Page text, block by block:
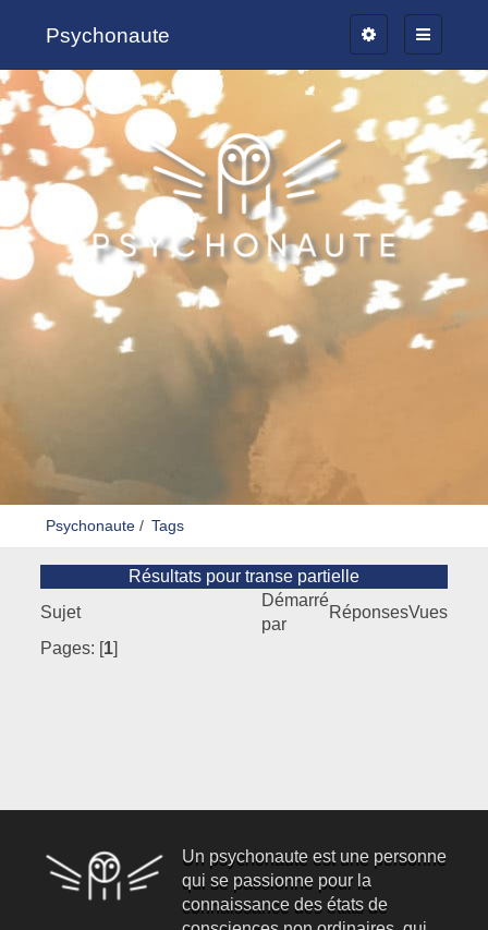
Psychonaute
Psychonaute/ Tags
Résultats pour transe partielle
Sujet
Démarré
par
RéponsesVues
Pages: [1]
Un psychonaute est une personne
qui se passionne pour la
connaissance des états de